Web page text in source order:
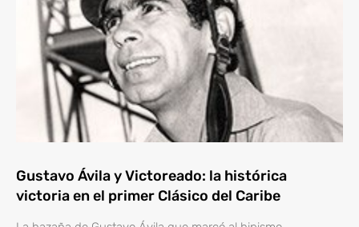
Gustavo Ávila y Victoreado: la histórica
victoria en el primer Clásico del Caribe